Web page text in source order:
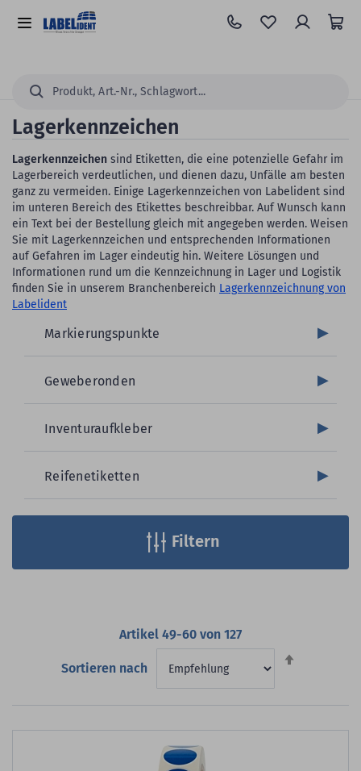
Hauptinhalt
springen
Alle
Suchen...
Lagerkennzeichen
Lagerkennzeichen sind Etiketten, die eine potenzielle Gefahr im
Lagerbereich verdeutlichen, und dienen dazu, Unfälle am besten
ganz zu vermeiden. Einige Lagerkennzeichen von Labelident sind
im unteren Bereich des Etikettes beschreibbar. Auf Wunsch kann
ein Text bei der Bestellung gleich mit angegeben werden. Weisen
Sie mit Lagerkennzeichen und entsprechenden Informationen
auf Gefahren im Lager eindeutig hin. Weitere Lösungen und
Informationen rund um die Kennzeichnung in Lager und Logistik
finden Sie in unserem Branchenbereich Lagerkennzeichnung von
Labelident
Markierungspunkte
Geweberonden
Inventuraufkleber
Reifenetiketten
Artikel 49-60 von 127
Sortieren nach
Filtern